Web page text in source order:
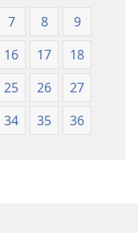
(revisión
del
2019)
(revisión
del
2019)
7 8
9
16 17
18
25 26
27
34 35 36